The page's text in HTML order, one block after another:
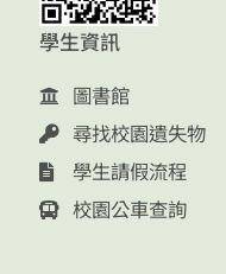
學生資訊
圖書館
尋找校園遺失物
學生請假流程
校園公車查詢